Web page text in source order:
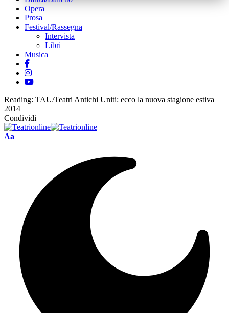
Opera
Prosa
Festival/Rassegna
Intervista
Libri
Musica
Reading: TAU/Teatri Antichi Uniti: ecco la nuova stagione estiva
2014
Condividi
Font
Aa